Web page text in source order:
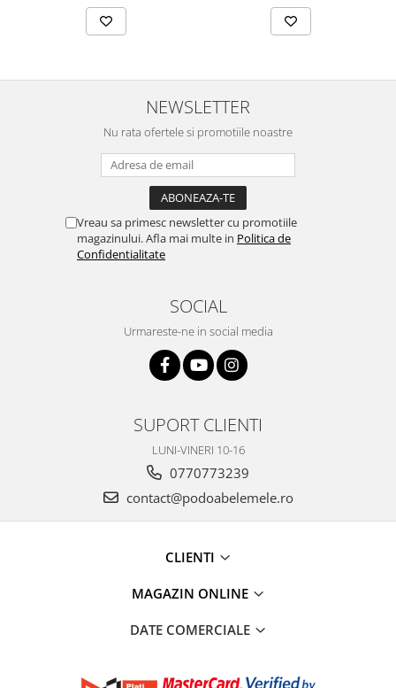
NEWSLETTER
Nu rata ofertele si promotiile noastre
Vreau sa primesc newsletter cu promotiile
magazinului. Afla mai multe in Politica de
Confidentialitate
SOCIAL
Urmareste-ne in social media
SUPORT CLIENTI
LUNI-VINERI 10-16
0770773239
contact@podoabelemele.ro
CLIENTI
MAGAZIN ONLINE
DATE COMERCIALE